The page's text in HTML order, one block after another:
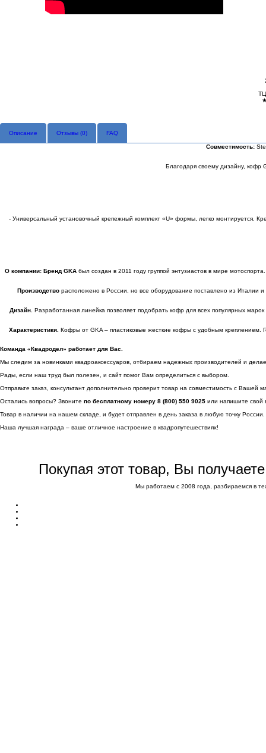
ТЦ
★
Описание Отзывы (0) FAQ
Совместимость:
Благодаря своему дизайну, кофр
- Универсальный установочный крепежный комплект «U» формы, легко монтируется.
О компании: Бренд GKA был создан в 2011 году группой энтузиастов в мире
Производство расположено в России, но все оборудование поставлено из Италии
Дизайн.Разработанная линейка позволяет подобрать кофр для всех популярных
Характеристики. Кофры от GKA – пластиковые жесткие кофры с удобным креплением.
Команда «Квадродел» работает для Вас.
Мы следим за новинками квадроаксессуаров, отбираем надежных производителей и
Рады, если наш труд был полезен, и сайт помог Вам определиться с выбором.
Отправьте заказ, консультант дополнительно проверит товар на совместимость с Вашей
Остались вопросы? Звоните по бесплатному номеру 8 (800) 550 9025 или напишите свой
Товар в наличии на нашем складе, и будет отправлен в день заказа в любую точку
Наша лучшая награда – ваше отличное настроение в квадропутешествиях!
Покупая этот товар, Вы
Мы работаем с 2008 года, разбираемся в